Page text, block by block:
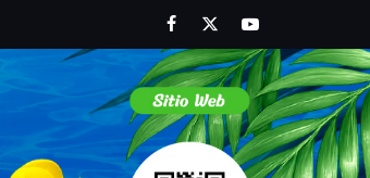
FacebookTwitterYoutube